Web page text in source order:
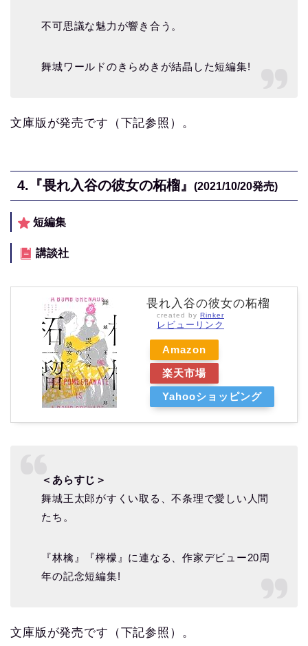
不可思議な魅力が響き合う。
舞城ワールドのきらめきが結晶した短編集!
文庫版が発売です（下記参照）。
4. 『畏れ入谷の彼女の柘榴』 (2021/10/20発売)
短編集
講談社
畏れ入谷の彼女の柘榴
created by Rinker
レビューリンク
Amazon
楽天市場
Yahooショッピング
＜あらすじ＞
舞城王太郎がすくい取る、不条理で愛しい人間
たち。
『林檎』『檸檬』に連なる、作家デビュー20周
年の記念短編集!
文庫版が発売です（下記参照）。